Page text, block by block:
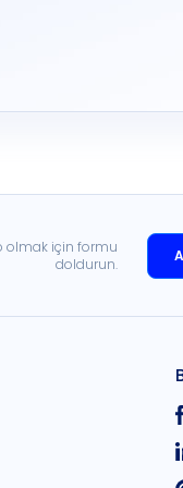
olmak için formu
doldurun.